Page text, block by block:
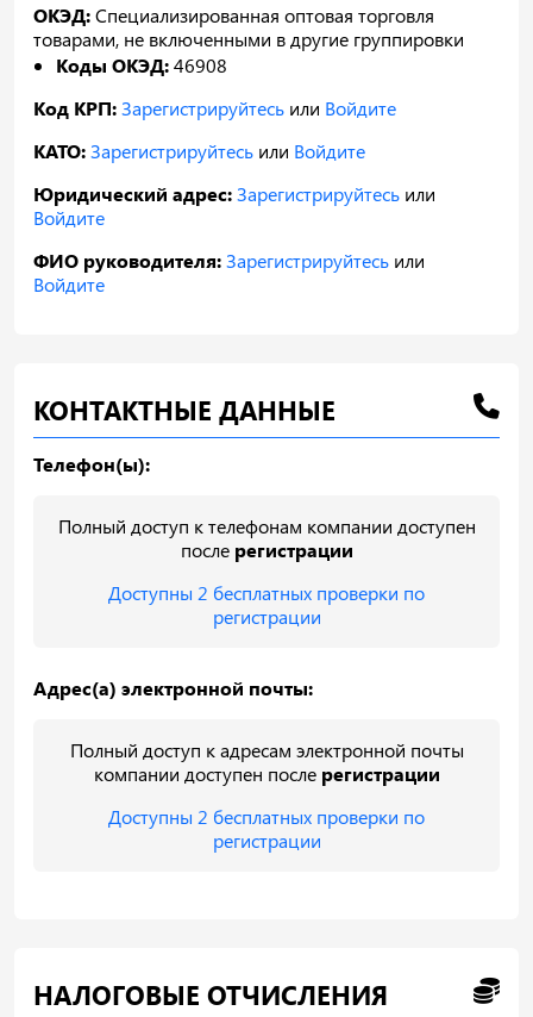
ОКЭД:Специализированная оптовая торговля
товарами, не включенными в другие группировки
Коды ОКЭД:46908
Код КРП:Зарегистрируйтесь или Войдите
КАТО:Зарегистрируйтесь или Войдите
Юридический адрес:Зарегистрируйтесь или
Войдите
ФИО руководителя:Зарегистрируйтесь или
Войдите
КОНТАКТНЫЕ ДАННЫЕ
Телефон(ы):
Полный доступ к телефонам компании доступен
после регистрации
Доступны 2 бесплатных проверки по
регистрации
Адрес(а) электронной почты:
Полный доступ к адресам электронной почты
компании доступен после регистрации
Доступны 2 бесплатных проверки по
регистрации
НАЛОГОВЫЕ ОТЧИСЛЕНИЯ